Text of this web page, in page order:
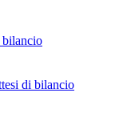
bilancio
di bilancio